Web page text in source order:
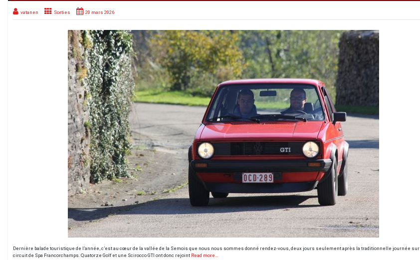
vatanen Sorties 20 mars 2026
Dernière balade touristique de l’année, c’est au cœur de la vallée de la Semois que nous nous sommes donné rendez-vous, deux jours seulement après la traditionnelle journée sur
circuit de Spa Francorchamps. Quatorze Golf et une Scirocco GTI ont donc rejoint Read more…